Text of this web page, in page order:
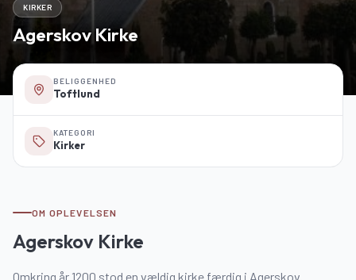
KIRKER
Agerskov Kirke
BELIGGENHED
Toftlund
KATEGORI
Kirker
OM OPLEVELSEN
Agerskov Kirke
Omkring år 1200 stod en vældig kirke færdig i Agerskov.